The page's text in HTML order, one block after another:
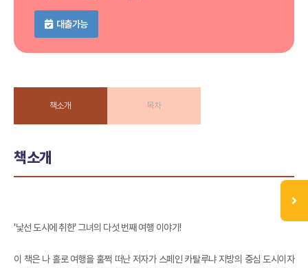
대출가능
책소개 목차
책소개
'낯선 도시에 취한' 그녀의 다섯 번째 여행 이야기!
이 책은 나 홀로 여행을 훌쩍 떠난 저자가 스페인 카탈루냐 지방의 중심 도시이자